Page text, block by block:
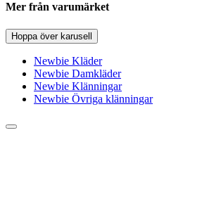
Mer från varumärket
Hoppa över karusell
Newbie Kläder
Newbie Damkläder
Newbie Klänningar
Newbie Övriga klänningar